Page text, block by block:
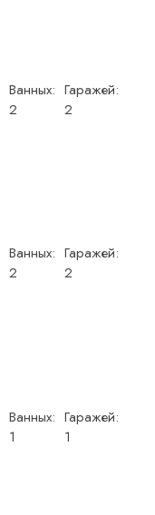
Ванных:
2
Гаражей:
2
Ванных:
2
Гаражей:
2
Ванных:
1
Гаражей:
1